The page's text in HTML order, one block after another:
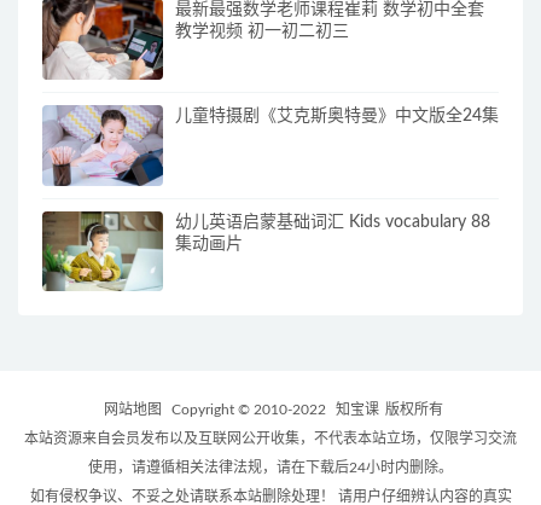
最新最强数学老师课程崔莉 数学初中全套
教学视频 初一初二初三
儿童特摄剧《艾克斯奥特曼》中文版全24集
幼儿英语启蒙基础词汇 Kids vocabulary 88
集动画片
网站地图 Copyright © 2010-2022 知宝课 版权所有
本站资源来自会员发布以及互联网公开收集，不代表本站立场，仅限学习交流
使用，请遵循相关法律法规，请在下载后24小时内删除。
如有侵权争议、不妥之处请联系本站删除处理！ 请用户仔细辨认内容的真实